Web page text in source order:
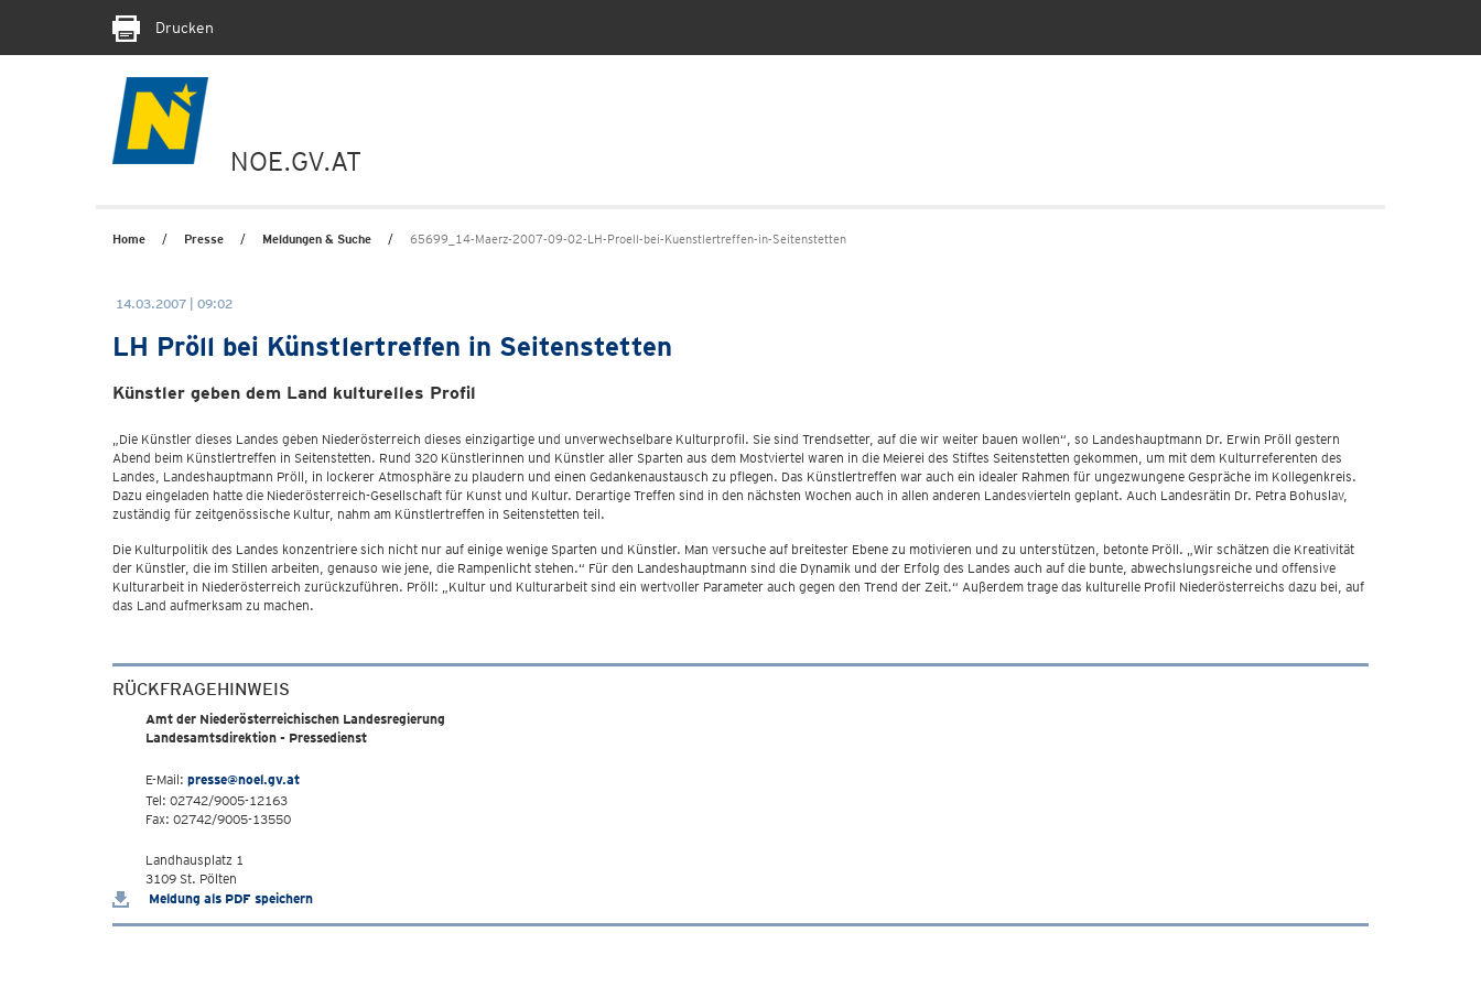
Drucken
NOE.GV.AT
Home Presse Meldungen & Suche 65699_14-Maerz-2007-09-02-LH-Proell-bei-Kuenstlertreffen-in-Seitenstetten
14.03.2007 | 09:02
LH Pröll bei Künstlertreffen in Seitenstetten
Künstler geben dem Land kulturelles Profil
„Die Künstler dieses Landes geben Niederösterreich dieses einzigartige und unverwechselbare Kulturprofil. Sie sind Trendsetter, auf die wir weiter bauen wollen“, so Landeshauptmann Dr. Erwin Pröll gestern
Abend beim Künstlertreffen in Seitenstetten. Rund 320 Künstlerinnen und Künstler aller Sparten aus dem Mostviertel waren in die Meierei des Stiftes Seitenstetten gekommen, um mit dem Kulturreferenten des
Landes, Landeshauptmann Pröll, in lockerer Atmosphäre zu plaudern und einen Gedankenaustausch zu pflegen. Das Künstlertreffen war auch ein idealer Rahmen für ungezwungene Gespräche im Kollegenkreis.
Dazu eingeladen hatte die Niederösterreich-Gesellschaft für Kunst und Kultur. Derartige Treffen sind in den nächsten Wochen auch in allen anderen Landesvierteln geplant. Auch Landesrätin Dr. Petra Bohuslav,
zuständig für zeitgenössische Kultur, nahm am Künstlertreffen in Seitenstetten teil.
Die Kulturpolitik des Landes konzentriere sich nicht nur auf einige wenige Sparten und Künstler. Man versuche auf breitester Ebene zu motivieren und zu unterstützen, betonte Pröll. „Wir schätzen die Kreativität
der Künstler, die im Stillen arbeiten, genauso wie jene, die Rampenlicht stehen.“ Für den Landeshauptmann sind die Dynamik und der Erfolg des Landes auch auf die bunte, abwechslungsreiche und offensive
Kulturarbeit in Niederösterreich zurückzuführen. Pröll: „Kultur und Kulturarbeit sind ein wertvoller Parameter auch gegen den Trend der Zeit.“ Außerdem trage das kulturelle Profil Niederösterreichs dazu bei, auf
das Land aufmerksam zu machen.
RÜCKFRAGEHINWEIS
Amt der Niederösterreichischen Landesregierung
Landesamtsdirektion - Pressedienst
E-Mail: presse@noel.gv.at
Tel: 02742/9005-12163
Fax: 02742/9005-13550
Landhausplatz 1
3109 St. Pölten
Meldung als PDF speichern